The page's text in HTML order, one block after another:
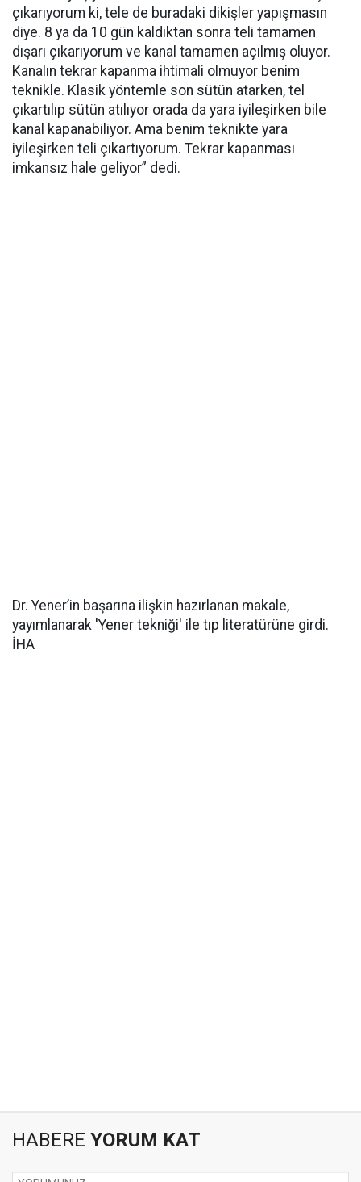
çıkarıyorum ki, tele de buradaki dikişler yapışmasın
diye. 8 ya da 10 gün kaldıktan sonra teli tamamen
dışarı çıkarıyorum ve kanal tamamen açılmış oluyor.
Kanalın tekrar kapanma ihtimali olmuyor benim
teknikle. Klasik yöntemle son sütün atarken, tel
çıkartılıp sütün atılıyor orada da yara iyileşirken bile
kanal kapanabiliyor. Ama benim teknikte yara
iyileşirken teli çıkartıyorum. Tekrar kapanması
imkansız hale geliyor” dedi.
Dr. Yener’in başarına ilişkin hazırlanan makale,
yayımlanarak 'Yener tekniği' ile tıp literatürüne girdi.
İHA
HABERE YORUM KAT